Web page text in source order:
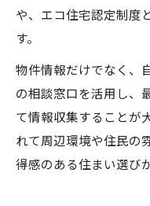
や、エコ住宅認定制度
す。
物件情報だけでなく、
の相談窓口を活用し、
て情報収集することが
れて周辺環境や住民の
得感のある住まい選び